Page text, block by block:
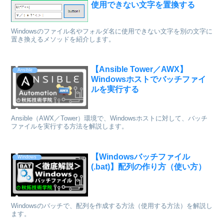
使用できない文字を置換する
Windowsのファイル名やフォルダ名に使用できない文字を別の文字に
置き換えるメソッドを紹介します。
Ansible
【Ansible Tower／AWX】
Windowsホストでバッチファイ
ルを実行する
Ansible（AWX／Tower）環境で、Windowsホストに対して、バッチ
ファイルを実行する方法を解説します。
Windows
【Windowsバッチファイル
(.bat)】配列の作り方（使い方）
Windowsのバッチで、配列を作成する方法（使用する方法）を解説し
ます。